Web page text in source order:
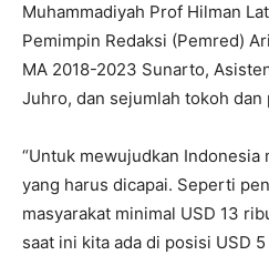
Muhammadiyah Prof Hilman
Pemimpin Redaksi (Pemred)
MA 2018-2023 Sunarto,
Juhro, dan sejumlah tokoh dan
“Untuk mewujudkan Indonesia
yang harus dicapai. Seperti
masyarakat minimal USD 13
saat ini kita ada di posisi USD